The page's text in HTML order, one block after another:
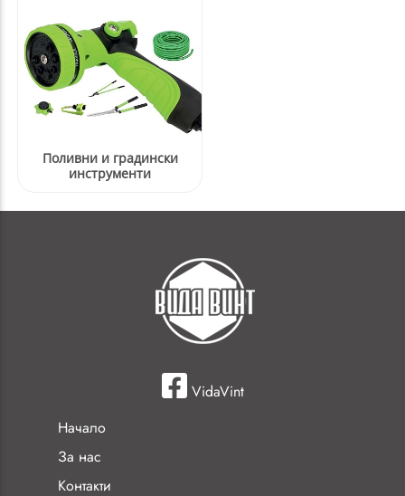
Поливни и градински
инструменти
VidaVint
Начало
За нас
Контакти